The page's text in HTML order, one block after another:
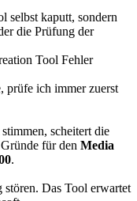
selbst kaputt, sondern
die Prüfung der
Tool Fehler
prüfe ich immer zuerst
scheitert die
für den Media
.
Das Tool erwartet